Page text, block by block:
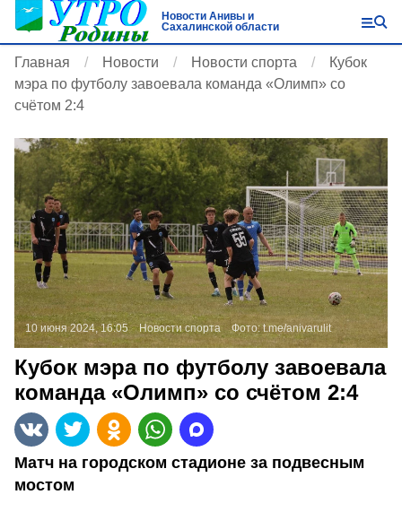
Новости Анивы и
Сахалинской области
Главная Новости Новости спорта
Кубок
мэра по футболу завоевала команда «Олимп» со
счётом 2:4
10 июня 2024, 16:05 Новости спорта Фото:t.me/anivarulit
Кубок мэра по футболу завоевала
команда «Олимп» со счётом 2:4
Матч на городском стадионе за подвесным
мостом